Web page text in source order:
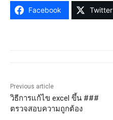
Facebook Twitter
Previous article
วิธีการแก้ไข excel ขึ้น ###
ตรวจสอบความถูกต้อง